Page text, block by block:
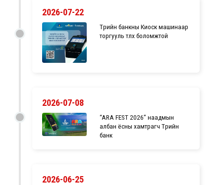
2026-07-22
Төрийн банкны Киоск машинаар
торгууль төлөх боломжтой
2026-07-08
“ARA FEST 2026” наадмын
албан ёсны хамтрагч Төрийн
банк
2026-06-25